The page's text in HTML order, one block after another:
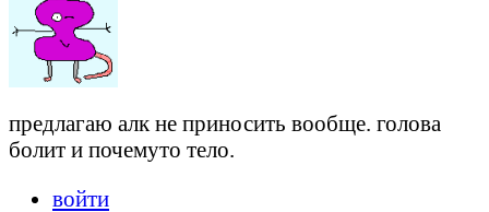
предлагаю алк не приносить вообще. голова
болит и почемуто тело.
войти